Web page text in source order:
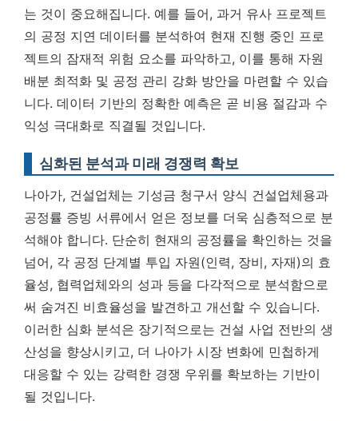
는 것이 중요해집니다. 예를 들어, 과거 유사 프로젝트
의 공정 지연 데이터를 분석하여 현재 진행 중인 프로
젝트의 잠재적 위험 요소를 파악하고, 이를 통해 자원
배분 최적화 및 공정 관리 강화 방안을 마련할 수 있습
니다. 데이터 기반의 정확한 예측은 곧 비용 절감과 수
익성 극대화로 직결될 것입니다.
심화된 분석과 미래 경쟁력 확보
나아가, 건설업체는 기성금 청구서 양식 건설업체용과
공정률 증빙 서류에서 얻은 정보를 더욱 심층적으로 분
석해야 합니다. 단순히 현재의 공정률을 확인하는 것을
넘어, 각 공정 단계별 투입 자원(인력, 장비, 자재)의 효
율성, 협력업체와의 성과 등을 다각적으로 분석함으로
써 숨겨진 비효율성을 발견하고 개선할 수 있습니다.
이러한 심화 분석은 장기적으로는 건설 사업 전반의 생
산성을 향상시키고, 더 나아가 시장 변화에 민첩하게
대응할 수 있는 강력한 경쟁 우위를 확보하는 기반이
될 것입니다.